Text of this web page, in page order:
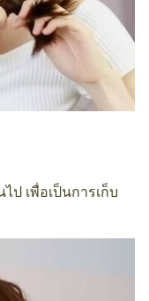
ป เพื่อเป็นการเก็บ